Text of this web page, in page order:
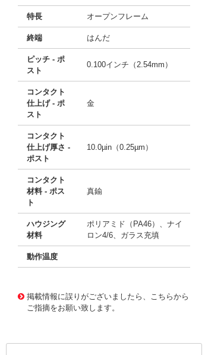
特長 オープンフレーム
終端 はんだ
ピッチ - ポ
スト
0.100インチ（2.54mm）
コンタクト
仕上げ - ポ
スト
金
コンタクト
仕上げ厚さ -
ポスト
10.0µin（0.25µm）
コンタクト
材料 - ポス
ト
真鍮
ハウジング
材料
ポリアミド（PA46）、ナイ
ロン4/6、ガラス充填
動作温度
掲載情報に誤りがございましたら、こちらから
ご指摘をお願い致します。